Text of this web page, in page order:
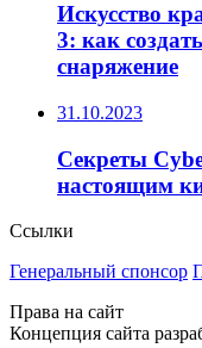
Искусство
3: как
снаряжение
31.10.2023
Секреты
настоящим
Ссылки
Генеральный спонсор
Права на сайт
Концепция сайта